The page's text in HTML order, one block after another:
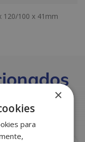
120/100 x 41mm
×
para